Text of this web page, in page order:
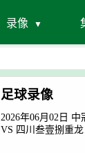
录像
足球录像
2026年06月02日
VS 四川叁壹捌重